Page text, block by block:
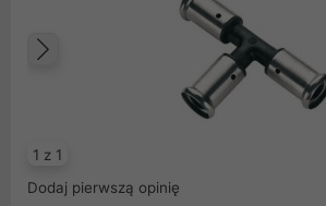
1 z 1
Poprzedni
Dodaj pierwszą opinię